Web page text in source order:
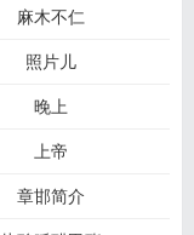
麻木不仁
照片儿
晚上
上帝
章邯简介